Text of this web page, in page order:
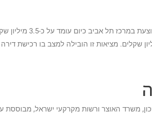
לפי נתוני הלשכה המרכזית לסטטיסטיקה, מחיר דירה ממוצעת במרכז תל
שקלים. מציאות זו הובילה למצב בו רכישת
משרד האוצר ורשות מקרקעי ישראל, מבוססת